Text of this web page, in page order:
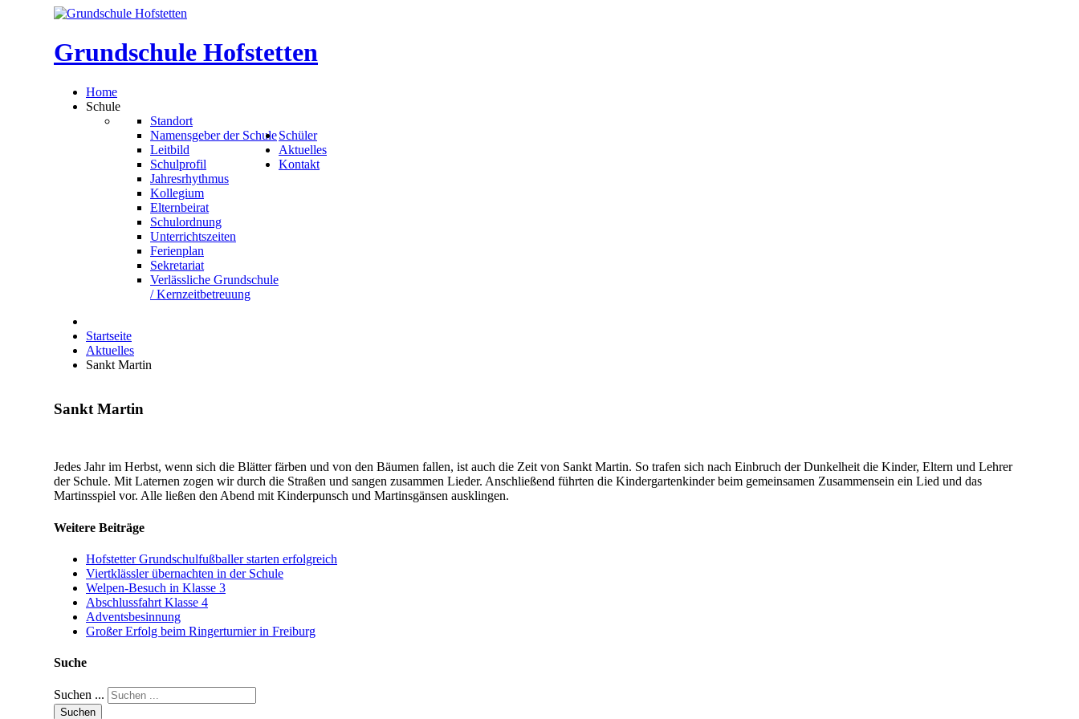
Grundschule Hofstetten
Home
Schule
Standort
Namensgeber der Schule
Leitbild
Schulprofil
Jahresrhythmus
Kollegium
Elternbeirat
Schulordnung
Unterrichtszeiten
Ferienplan
Sekretariat
Verlässliche Grundschule
/ Kernzeitbetreuung
Schüler
Aktuelles
Kontakt
Startseite
Aktuelles
Sankt Martin
Sankt Martin
Jedes Jahr im Herbst, wenn sich die Blätter färben und von den Bäumen fallen, ist auch die Zeit von Sankt Martin. So trafen sich nach Einbruch der Dunkelheit die Kinder, Eltern und Lehrer
der Schule. Mit Laternen zogen wir durch die Straßen und sangen zusammen Lieder. Anschließend führten die Kindergartenkinder beim gemeinsamen Zusammensein ein Lied und das
Martinsspiel vor. Alle ließen den Abend mit Kinderpunsch und Martinsgänsen ausklingen.
Weitere Beiträge
Hofstetter Grundschulfußballer starten erfolgreich
Viertklässler übernachten in der Schule
Welpen-Besuch in Klasse 3
Abschlussfahrt Klasse 4
Adventsbesinnung
Großer Erfolg beim Ringerturnier in Freiburg
Suche
Suchen ...
Suchen